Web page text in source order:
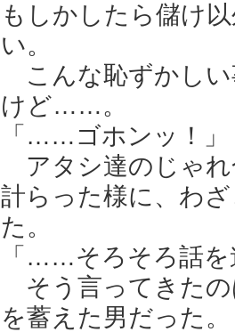
もしかしたら儲け
い。
こんな恥ずかしい
けど……。
「……ゴホンッ！」
アタシ達のじゃれ
計らった様に、わ
た。
「……そろそろ話を
そう言ってきたの
を蓄えた男だった。